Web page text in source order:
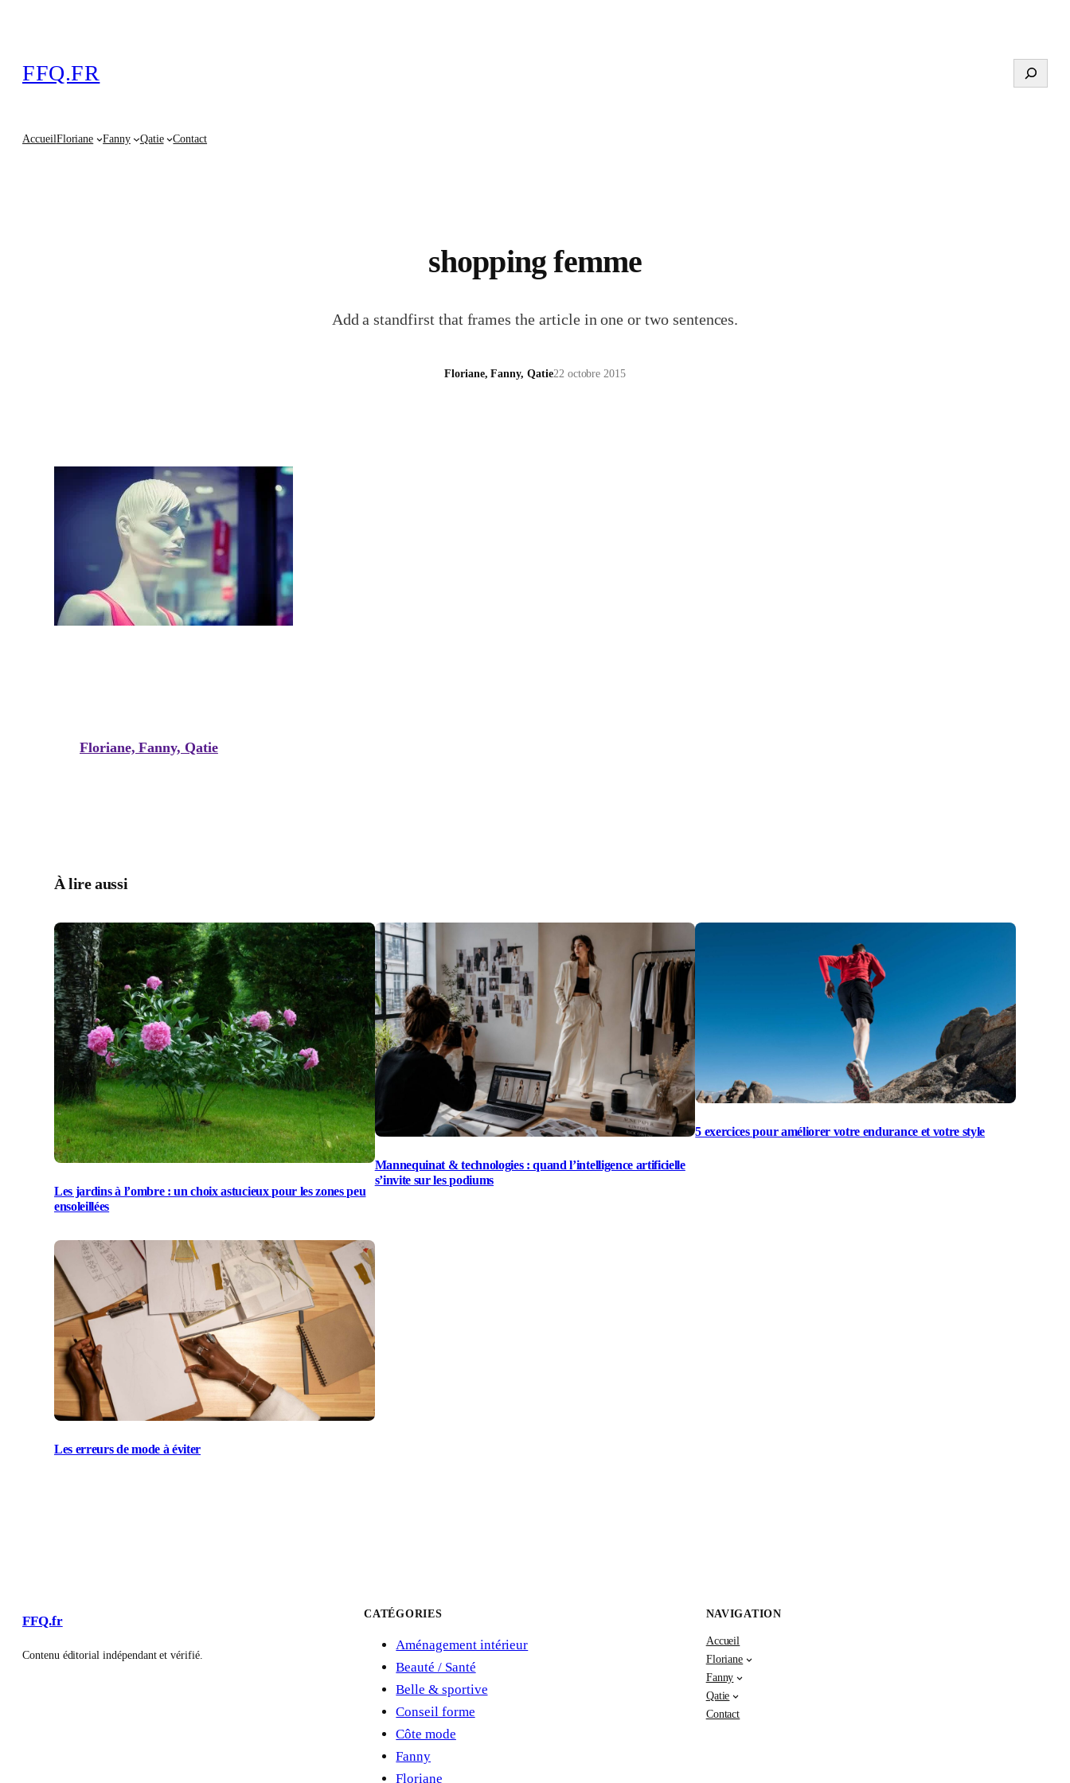
FFQ.FR Search
AccueilFloriane Fanny Qatie Contact
shopping femme
Add a standfirst that frames the article in one or two sentences.
Floriane, Fanny, Qatie22 octobre 2015
Floriane, Fanny, Qatie
À lire aussi
Les jardins à l’ombre : un choix astucieux pour les zones peu
ensoleillées
Mannequinat & technologies : quand l’intelligence artificielle
s’invite sur les podiums
5 exercices pour améliorer votre endurance et votre style
Les erreurs de mode à éviter
FFQ.fr
Contenu éditorial indépendant et vérifié.
CATÉGORIES
Aménagement intérieur
Beauté / Santé
Belle & sportive
Conseil forme
Côte mode
Fanny
Floriane
NAVIGATION
Accueil
Floriane
Fanny
Qatie
Contact